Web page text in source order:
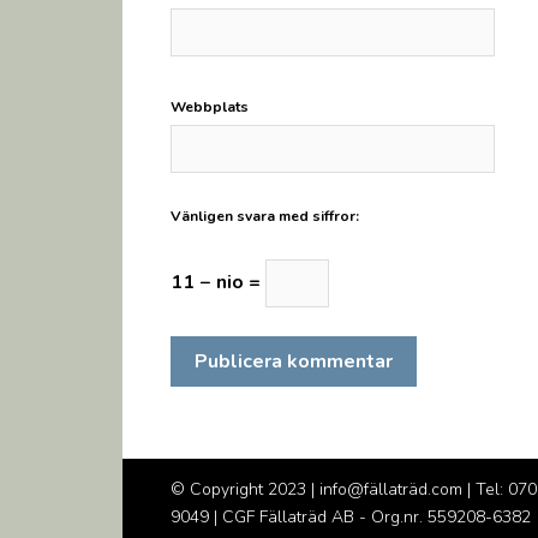
Webbplats
Vänligen svara med siffror:
11 − nio =
© Copyright 2023 | info@fällaträd.com | Tel:
9049 | CGF Fällaträd AB - Org.nr. 559208-6382